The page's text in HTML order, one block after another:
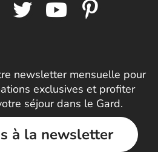
newsletter mensuelle pour
exclusives et profiter
séjour dans le Gard.
à la newsletter